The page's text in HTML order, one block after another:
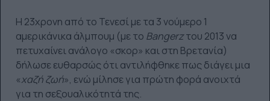
Η 23χρονη από το Τενεσί με τα 3 νούμερο 1
αμερικάνικα άλμπουμ (με το Bangerzτου 2013 να
πετυχαίνει ανάλογο «σκορ» και στη Βρετανία)
δήλωσε ευθαρσώς ότι αντιλήφθηκε πως διάγει μια
«χαζή ζωή», ενώ μίλησε για πρώτη φορά ανοιχτά
για τη σεξουαλικότητά της.